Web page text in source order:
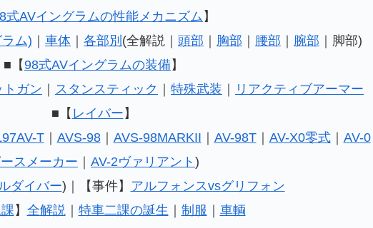
式AVイングラムの性能メカニズム 】
ム) ｜ 車体 ｜ 各部別 (全解説｜ 頭部 ｜ 胸部 ｜ 腰部 ｜ 腕部 ｜脚部)
■【98式AVイングラムの装備】
トガン ｜ スタンスティック ｜ 特殊武装 ｜ リアクティブアーマー
■【 レイバー 】
T｜ AVS-98｜ AVS-98MARKII ｜ AV-98T｜ AV-X0零式｜ AV-0
スメーカー ｜ AV-2ヴァリアント )
ダイバー)｜【事件】 アルフォンスvsグリフォン
】 全解説 ｜ 特車二課の誕生 ｜ 制服 ｜ 車輌